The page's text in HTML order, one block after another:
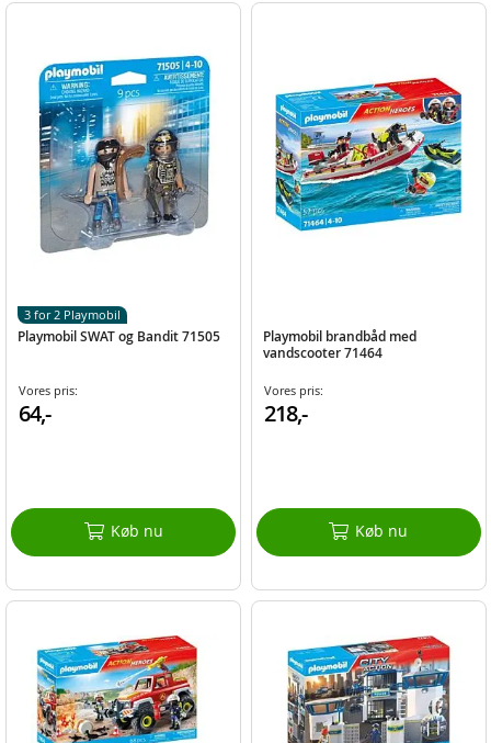
Playmobil SWAT og Bandit 71505
Vores pris:
64,-
Køb nu
3 for 2 Playmobil
Playmobil brandbåd med
vandscooter 71464
Vores pris:
218,-
Køb nu